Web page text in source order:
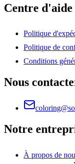
Centre d'aide
Politique
Politique de
Conditions
Nous
Notre
À propos de